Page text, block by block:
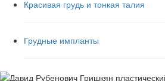
Красивая грудь и тонкая талия
Грудные импланты